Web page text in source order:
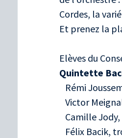
Cordes, la
Et prenez la
Elèves du
Rémi
Victor
Camille
Félix Bacik,